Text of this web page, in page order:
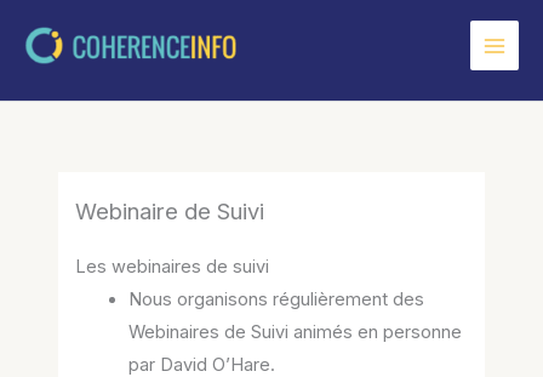
Webinaire de Suivi
Les webinaires de suivi
Nous organisons régulièrement des
Webinaires de Suivi animés en personne
par David O’Hare.